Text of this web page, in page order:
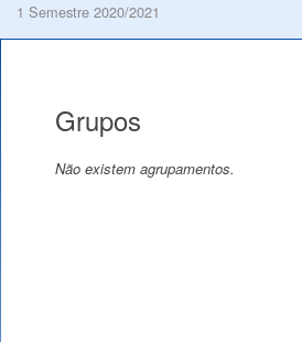
1 Semestre 2020/2021
Grupos
Não existem agrupamentos.